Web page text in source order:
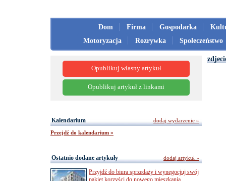
Dom Firma Gospodarka
Motoryzacja
Rozrywka Społeczeństwo
Opublikuj własny artykuł
Opublikuj artykuł z linkami
Kalendarium
Przejdź do kalendarium »
dodaj wydarzenie »
Ostatnio dodane artykuły
Przyjdź do biura sprzedaży i wynegocjuj swój
pakiet korzyści do nowego mieszkania
dodaj artykuł »